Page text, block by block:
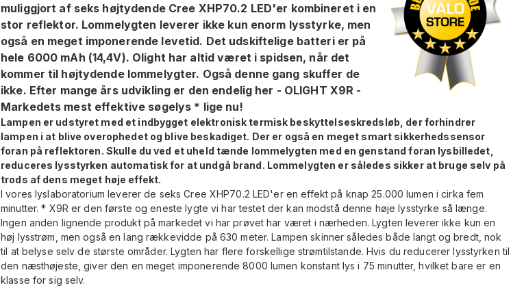
muliggjort af seks højtydende Cree XHP70.2 LED'er kombineret i en
stor reflektor. Lommelygten leverer ikke kun enorm lysstyrke, men
også en meget imponerende levetid. Det udskiftelige batteri er på
hele 6000 mAh (14,4V). Olight har altid været i spidsen, når det
kommer til højtydende lommelygter. Også denne gang skuffer de
ikke. Efter mange års udvikling er den endelig her - OLIGHT X9R -
Markedets mest effektive søgelys * lige nu!
Lampen er udstyret med et indbygget elektronisk termisk beskyttelseskredsløb, der forhindrer
lampen i at blive overophedet og blive beskadiget. Der er også en meget smart sikkerhedssensor
foran på reflektoren. Skulle du ved et uheld tænde lommelygten med en genstand foran lysbilledet,
reduceres lysstyrken automatisk for at undgå brand. Lommelygten er således sikker at bruge selv på
trods af dens meget høje effekt.
I vores lyslaboratorium leverer de seks Cree XHP70.2 LED'er en effekt på knap 25.000 lumen i cirka fem
minutter. * X9R er den første og eneste lygte vi har testet der kan modstå denne høje lysstyrke så længe.
Ingen anden lignende produkt på markedet vi har prøvet har været i nærheden. Lygten leverer ikke kun en
høj lysstrøm, men også en lang rækkevidde på 630 meter. Lampen skinner således både langt og bredt, nok
til at belyse selv de største områder. Lygten har flere forskellige strømtilstande. Hvis du reducerer lysstyrken til
den næsthøjeste, giver den en meget imponerende 8000 lumen konstant lys i 75 minutter, hvilket bare er en
klasse for sig selv.